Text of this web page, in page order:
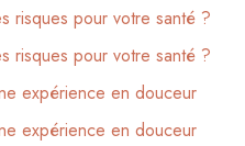
risques pour votre santé ?
risques pour votre santé ?
expérience en douceur
expérience en douceur